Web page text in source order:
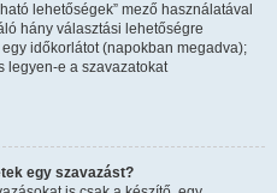
lehetőségek” mező használatával
hány választási lehetőségre
időkorlátot (napokban megadva);
legyen-e a szavazatokat
egy szavazást?